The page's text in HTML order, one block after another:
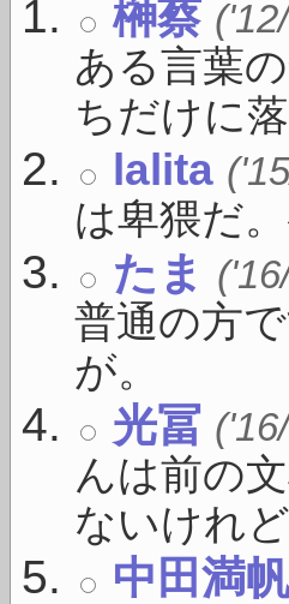
榊蔡
ある言葉
ちだけに
lalita
は卑猥だ
たま
普通の方
が。
光冨
んは前の
ないけれ
中田満帆